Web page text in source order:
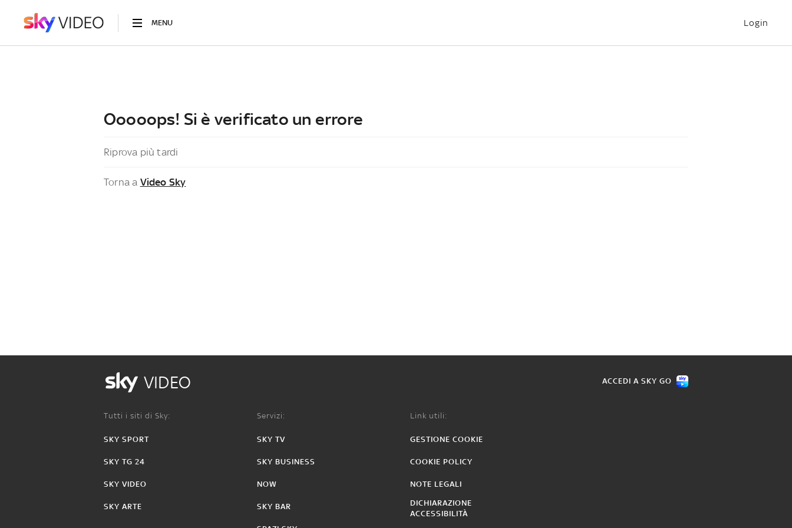
MENU Login
Ooooops! Si è verificato un errore
Riprova più tardi
Torna a Video Sky
VIDEO ACCEDI A SKY GO
Tutti i siti di Sky:
SKY SPORT
SKY TG 24
SKY VIDEO
SKY ARTE
Servizi:
SKY TV
SKY BUSINESS
NOW
SKY BAR
Link utili:
GESTIONE COOKIE
COOKIE POLICY
NOTE LEGALI
DICHIARAZIONE
ACCESSIBILITÀ